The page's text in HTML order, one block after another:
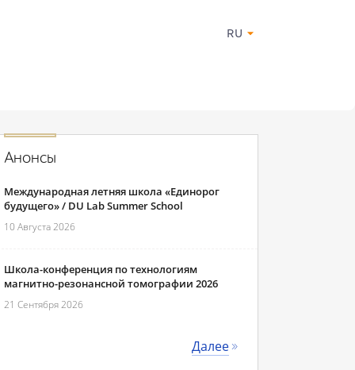
RU
Анонсы
Международная летняя школа «Единорог
будущего» / DU Lab Summer School
10 Августа 2026
Школа-конференция по технологиям
магнитно-резонансной томографии 2026
21 Сентября 2026
Далее